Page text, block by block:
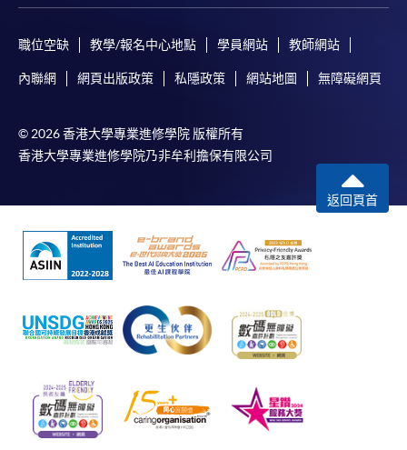
職位空缺 教學/報名中心地點 學員網站 教師網站
內聯網 網頁出版政策 私隱政策 網站地圖 無障礙網頁
© 2026 香港大學專業進修學院 版權所有
香港大學專業進修學院乃非牟利擔保有限公司
返回頁首